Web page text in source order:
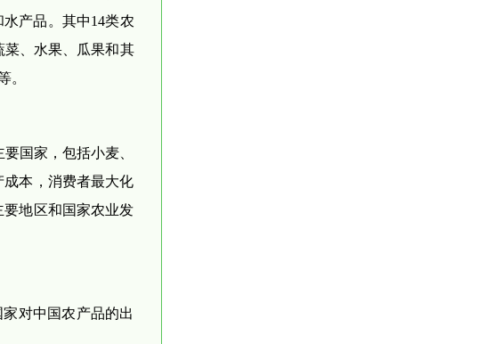
产品。其中14类农
菜、水果、瓜果和其
。
国家，包括小麦、
本，消费者最大化
地区和国家农业发
对中国农产品的出